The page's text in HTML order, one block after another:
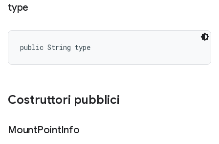
type
public String type
Costruttori pubblici
MountPointInfo